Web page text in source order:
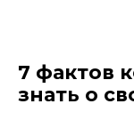
7 фактов
знать о